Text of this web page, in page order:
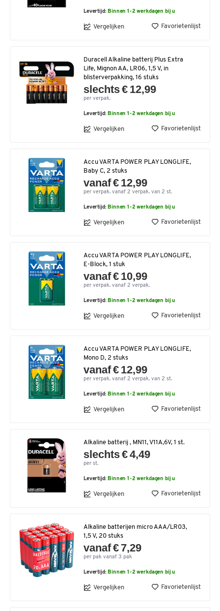
Levertijd:Binnen 1-2 werkdagen bij u
Vergelijken Favorietenlijst
Duracell Alkaline batterij Plus Extra
Life, Mignon AA, LR06, 1,5 V, in
blisterverpakking, 16 stuks
slechts € 12,99
per verpak.
Levertijd:Binnen 1-2 werkdagen bij u
Vergelijken Favorietenlijst
Accu VARTA POWER PLAY LONGLIFE,
Baby C, 2 stuks
vanaf € 12,99
per verpak. vanaf 2 verpak. van 2 st.
Levertijd:Binnen 1-2 werkdagen bij u
Vergelijken Favorietenlijst
Accu VARTA POWER PLAY LONGLIFE,
E-Block, 1 stuk
vanaf € 10,99
per verpak. vanaf 2 verpak.
Levertijd:Binnen 1-2 werkdagen bij u
Vergelijken Favorietenlijst
Accu VARTA POWER PLAY LONGLIFE,
Mono D, 2 stuks
vanaf € 12,99
per verpak. vanaf 2 verpak. van 2 st.
Levertijd:Binnen 1-2 werkdagen bij u
Vergelijken Favorietenlijst
Alkaline batterij , MN11, V11A,6V, 1 st.
slechts € 4,49
per st.
Levertijd:Binnen 1-2 werkdagen bij u
Vergelijken Favorietenlijst
Alkaline batterijen micro AAA/LR03,
1,5 V, 20 stuks
vanaf € 7,29
per pak vanaf 3 pak
Levertijd:Binnen 1-2 werkdagen bij u
Vergelijken Favorietenlijst